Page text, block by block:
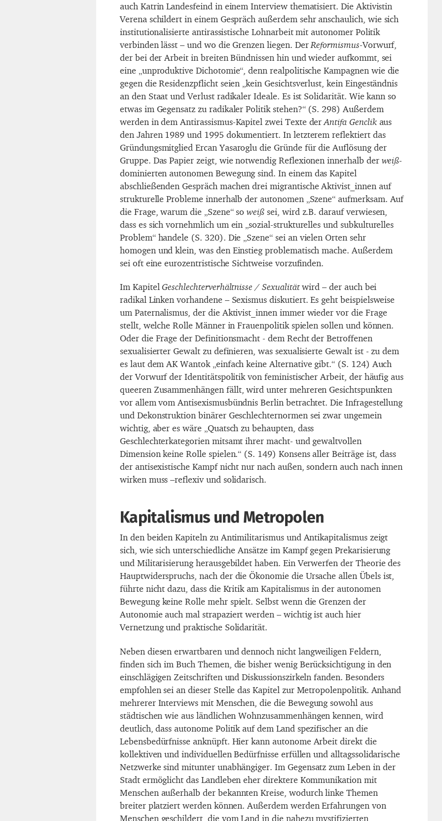
auch Katrin Landesfeind in einem Interview thematisiert. Die Aktivistin
Verena schildert in einem Gespräch außerdem sehr anschaulich, wie sich
institutionalisierte antirassistische Lohnarbeit mit autonomer Politik
verbinden lässt – und wo die Grenzen liegen. Der Reformismus-Vorwurf,
der bei der Arbeit in breiten Bündnissen hin und wieder aufkommt, sei
eine „unproduktive Dichotomie“, denn realpolitische Kampagnen wie die
gegen die Residenzpflicht seien „kein Gesichtsverlust, kein Eingeständnis
an den Staat und Verlust radikaler Ideale. Es ist Solidarität. Wie kann so
etwas im Gegensatz zu radikaler Politik stehen?“ (S. 298) Außerdem
werden in dem Antirassismus-Kapitel zwei Texte derAntifa Genclikaus
den Jahren 1989 und 1995 dokumentiert. In letzterem reflektiert das
Gründungsmitglied Ercan Yasaroglu die Gründe für die Auflösung der
Gruppe. Das Papier zeigt, wie notwendig Reflexionen innerhalb der weiß-
dominierten autonomen Bewegung sind. In einem das Kapitel
abschließenden Gespräch machen drei migrantische Aktivist_innen auf
strukturelle Probleme innerhalb der autonomen „Szene“ aufmerksam. Auf
die Frage, warum die „Szene“ soweiß sei, wird z.B. darauf verwiesen,
dass es sich vornehmlich um ein „sozial-strukturelles und subkulturelles
Problem“ handele (S. 320). Die „Szene“ sei an vielen Orten sehr
homogen und klein, was den Einstieg problematisch mache. Außerdem
sei oft eine eurozentristische Sichtweise vorzufinden.
Im KapitelGeschlechterverhältnisse / Sexualitätwird – der auch bei
radikal Linken vorhandene – Sexismus diskutiert. Es geht beispielsweise
um Paternalismus, der die Aktivist_innen immer wieder vor die Frage
stellt, welche Rolle Männer in Frauenpolitik spielen sollen und können.
Oder die Frage der Definitionsmacht - dem Recht der Betroffenen
sexualisierter Gewalt zu definieren, was sexualisierte Gewalt ist - zu dem
es laut dem AK Wantok „einfach keine Alternative gibt.“ (S. 124) Auch
der Vorwurf der Identitätspolitik von feministischer Arbeit, der häufig aus
queeren Zusammenhängen fällt, wird unter mehreren Gesichtspunkten
vor allem vom Antisexismusbündnis Berlin betrachtet. Die Infragestellung
und Dekonstruktion binärer Geschlechternormen sei zwar ungemein
wichtig, aber es wäre „Quatsch zu behaupten, dass
Geschlechterkategorien mitsamt ihrer macht- und gewaltvollen
Dimension keine Rolle spielen.“ (S. 149) Konsens aller Beiträge ist, dass
der antisexistische Kampf nicht nur nach außen, sondern auch nach innen
wirken muss –reflexiv und solidarisch.
Kapitalismus und Metropolen
In den beiden Kapiteln zu Antimilitarismus und Antikapitalismus zeigt
sich, wie sich unterschiedliche Ansätze im Kampf gegen Prekarisierung
und Militarisierung herausgebildet haben. Ein Verwerfen der Theorie des
Hauptwiderspruchs, nach der die Ökonomie die Ursache allen Übels ist,
führte nicht dazu, dass die Kritik am Kapitalismus in der autonomen
Bewegung keine Rolle mehr spielt. Selbst wenn die Grenzen der
Autonomie auch mal strapaziert werden – wichtig ist auch hier
Vernetzung und praktische Solidarität.
Neben diesen erwartbaren und dennoch nicht langweiligen Feldern,
finden sich im Buch Themen, die bisher wenig Berücksichtigung in den
einschlägigen Zeitschriften und Diskussionszirkeln fanden. Besonders
empfohlen sei an dieser Stelle das Kapitel zur Metropolenpolitik. Anhand
mehrerer Interviews mit Menschen, die die Bewegung sowohl aus
städtischen wie aus ländlichen Wohnzusammenhängen kennen, wird
deutlich, dass autonome Politik auf dem Land spezifischer an die
Lebensbedürfnisse anknüpft. Hier kann autonome Arbeit direkt die
kollektiven und individuellen Bedürfnisse erfüllen und alltagssolidarische
Netzwerke sind mitunter unabhängiger. Im Gegensatz zum Leben in der
Stadt ermöglicht das Landleben eher direktere Kommunikation mit
Menschen außerhalb der bekannten Kreise, wodurch linke Themen
breiter platziert werden können. Außerdem werden Erfahrungen von
Menschen geschildert, die vom Land in die nahezu mystifizierten